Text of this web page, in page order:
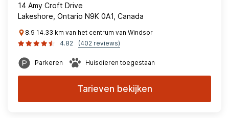
14 Amy Croft Drive
Lakeshore, Ontario N9K 0A1, Canada
8.9 14.33 km van het centrum van Windsor
4.82
(402 reviews)
Parkeren Huisdieren toegestaan
Tarieven bekijken